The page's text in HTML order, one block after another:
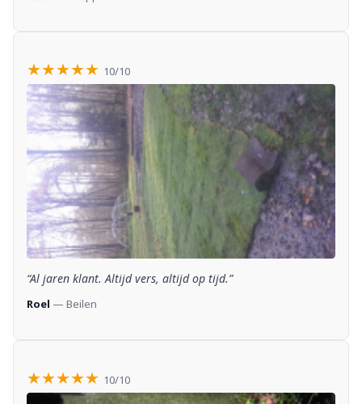
★★★★★ 10/10
“Al jaren klant. Altijd vers, altijd op tijd.”
Roel — Beilen
★★★★★ 10/10